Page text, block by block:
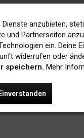
anzubieten,
und Partnerseiten
ein. Deine
widerrufen oder
speichern. Mehr